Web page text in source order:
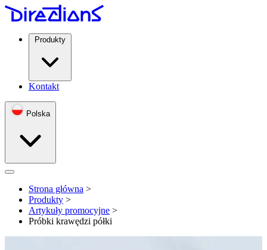
Produkty
Kontakt
Polska
Open menu
Strona główna >
Produkty >
Artykuły promocyjne >
Próbki krawędzi półki